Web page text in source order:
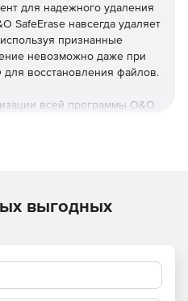
для надежного удаления
SafeErase навсегда удаляет
признанные
невозможно даже при
восстановления файлов.
всей программы O&O
улучшений, O&O
временных и
несколькими щелчками
выгодных